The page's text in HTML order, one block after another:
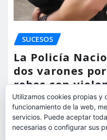
SUCESOS
La Policía
dos varones
robos con
misma mañana
torrent al dia
Utilizamos cookies propias y
funcionamiento de la web,
servicios. Puede aceptar
necesarias o configurar sus